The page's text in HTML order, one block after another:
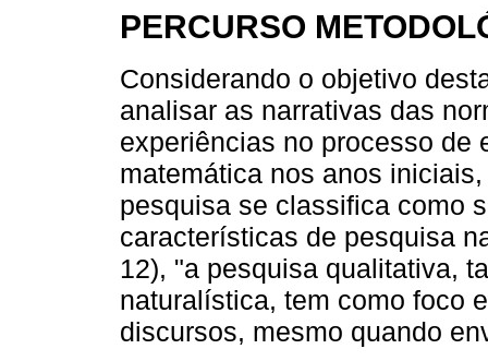
PERCURSO
Considerando o objetivo
analisar as narrativas das
experiências no processo de
matemática nos anos
pesquisa se classifica como
características de pesquisa
12), "a pesquisa qualitativa,
naturalística, tem como foco
discursos, mesmo quando